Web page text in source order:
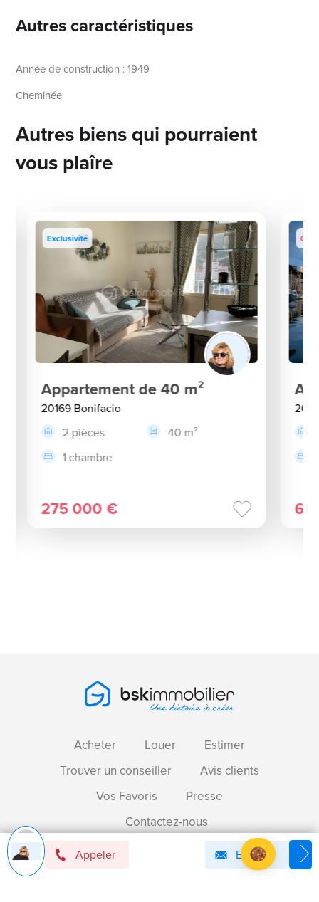
Appeler Email
Autres caractéristiques
Année de construction : 1949
Cheminée
Autres biens qui pourraient
vous plaîre
Exclusivité
Appartement de 40 m²
20169 Bonifacio
2 pièces
40 m²
1 chambre
275 000 €
Acheter Louer
Estimer
Trouver un conseiller
Avis clients
Vos Favoris
Presse
Contactez-nous